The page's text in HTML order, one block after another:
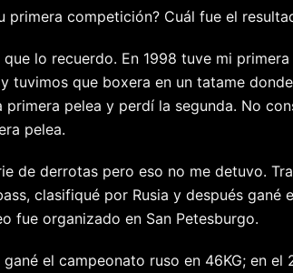
primera competición? Cuál fue el
que lo recuerdo. En 1998 tuve mi
tuvimos que boxera en un tatame
primera pelea y perdí la segunda. No
pelea.
de derrotas pero eso no me detuvo.
clasifiqué por Rusia y después
fue organizado en San Petesburgo.
el campeonato ruso en 46KG; en